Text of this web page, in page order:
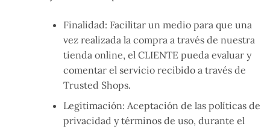
Finalidad: Facilitar un medio para que una
vez realizada la compra a través de nuestra
tienda online, el CLIENTE pueda evaluar y
comentar el servicio recibido a través de
Trusted Shops.
Legitimación: Aceptación de las políticas de
privacidad y términos de uso, durante el